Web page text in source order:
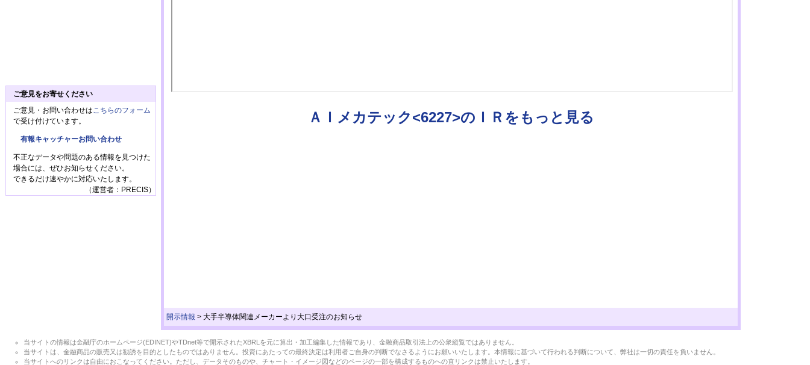
ＡＩメカテック<6227>のＩＲをもっと見る
開示情報 > 大手半導体関連メーカーより大口受注のお知らせ
ご意見をお寄せください
ご意見・お問い合わせは こちらのフォーム
で受け付けています。
有報キャッチャーお問い合わせ
不正なデータや問題のある情報を見つけた
場合には、ぜひお知らせください。
できるだけ速やかに対応いたします。
（運営者：PRECIS）
当サイトの情報は金融庁のホームページ(EDINET)やTDnet等で開示されたXBRLを元に算出・加工編集した情報であり、金融商品取引法上の公衆縦覧ではありません。
当サイトは、金融商品の販売又は勧誘を目的としたものではありません。投資にあたっての最終決定は利用者ご自身の判断でなさるようにお願いいたします。本情報に基づいて行われる判断について、弊社は一切の責任を負いません。
当サイトへのリンクは自由におこなってください。ただし、データそのものや、チャート・イメージ図などのページの一部を構成するものへの直リンクは禁止いたします。